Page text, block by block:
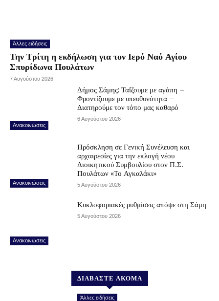
Άλλες ειδήσεις
Την Τρίτη η εκδήλωση για τον Ιερό Ναό Αγίου
Σπυρίδωνα Πουλάτων
7 Αυγούστου 2026
Ανακοινώσεις
Δήμος Σάμης: Ταΐζουμε με αγάπη –
Φροντίζουμε με υπευθυνότητα –
Διατηρούμε τον τόπο μας καθαρό
6 Αυγούστου 2026
Ανακοινώσεις
Πρόσκληση σε Γενική Συνέλευση και
αρχαιρεσίες για την εκλογή νέου
Διοικητικού Συμβουλίου στον Π.Σ.
Πουλάτων «Το Αγκαλάκι»
5 Αυγούστου 2026
Ανακοινώσεις
Κυκλοφοριακές ρυθμίσεις απόψε στη Σάμη
5 Αυγούστου 2026
ΔΙΑΒΑΣΤΕ ΑΚΟΜΑ
Άλλες ειδήσεις